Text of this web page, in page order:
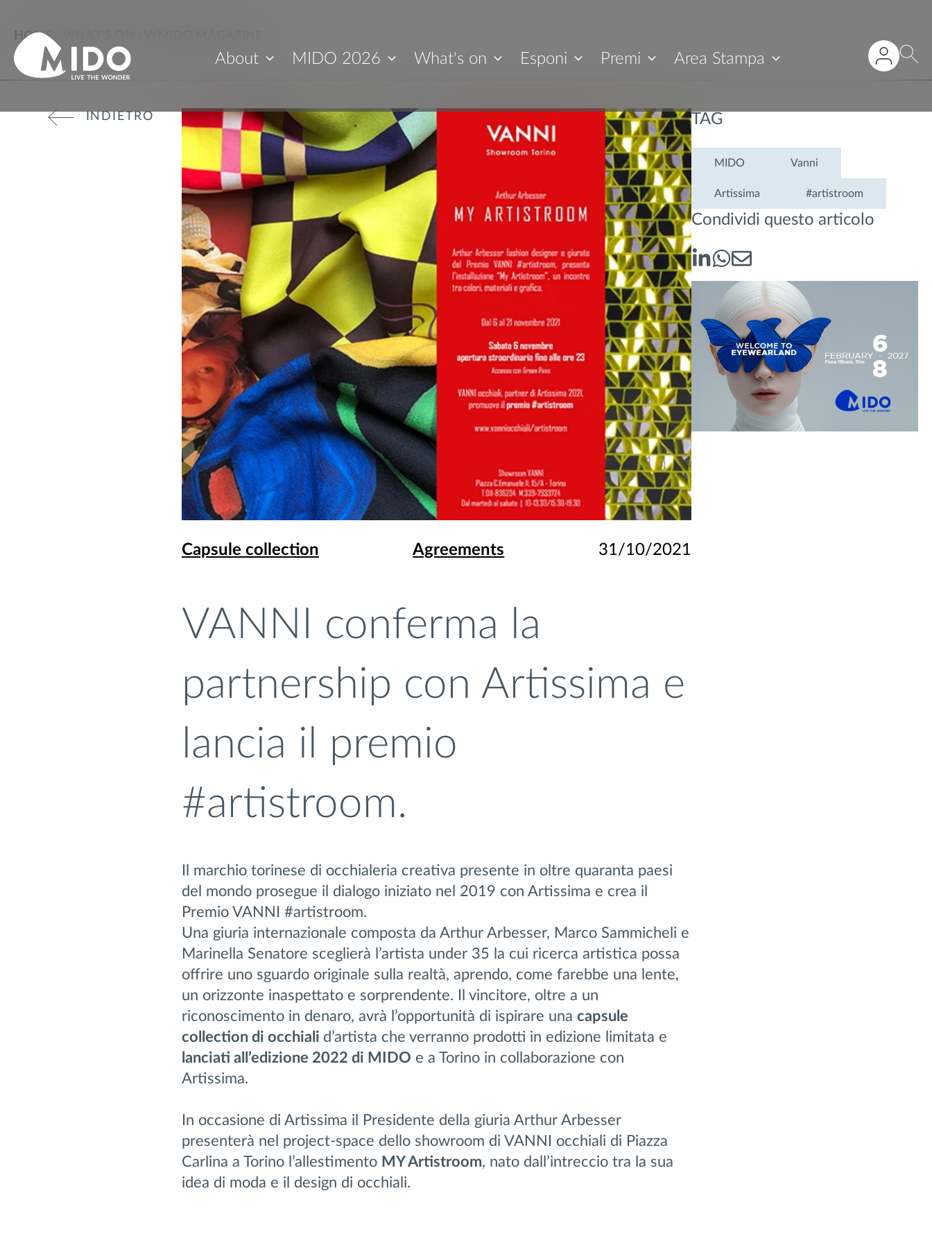
About MIDO 2026 What's on Esponi Premi Area Stampa
HOME
Capsule collection Agreements 31/10/2021
VANNI conferma la
partnership con Artissima e
lancia il premio
#artistroom.
Il marchio torinese di occhialeria creativa presente in oltre quaranta paesi
del mondo prosegue il dialogo iniziato nel 2019 con Artissima e crea il
Premio VANNI #artistroom.
Una giuria internazionale composta da Arthur Arbesser, Marco Sammicheli e
Marinella Senatore sceglierà l’artista under 35 la cui ricerca artistica possa
offrire uno sguardo originale sulla realtà, aprendo, come farebbe una lente,
un orizzonte inaspettato e sorprendente. Il vincitore, oltre a un
riconoscimento in denaro, avrà l’opportunità di ispirare una capsule
collection di occhiali d’artista che verranno prodotti in edizione limitata e
lanciati all’edizione 2022 di MIDO e a Torino in collaborazione con
Artissima.
In occasione di Artissima il Presidente della giuria Arthur Arbesser
presenterà nel project-space dello showroom di VANNI occhiali di Piazza
Carlina a Torino l’allestimento MY Artistroom, nato dall’intreccio tra la sua
idea di moda e il design di occhiali.
TAG
MIDO Vanni
Artissima #artistroom
Condividi questo articolo
INDIETRO